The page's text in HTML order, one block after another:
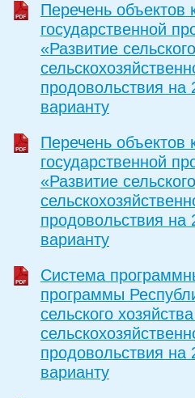
Перечень объектов
государственной
«Развитие
продовольствия на
варианту
Перечень объектов
государственной
«Развитие
продовольствия на
варианту
Система
программы
сельского
продовольствия на
варианту